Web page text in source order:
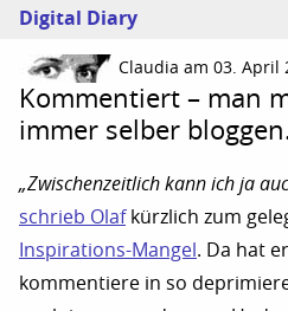
Digital Diary
Claudia am 03. April
Kommentiert – man
immer selber
„Zwischenzeitlich kann ich ja
schrieb Olafkürzlich zum
Inspirations-Mangel. Da hat
kommentiere in so